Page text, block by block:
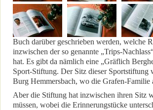
Buch darüber geschrieben werden, welche
inzwischen der so genannte „Trips-
hat. Es gibt da nämlich eine „Gräflich
Sport-Stiftung. Der Sitz dieser Sportstiftung
Burg Hemmersbach, wo die Grafen-Familie
Aber die Stiftung hat inzwischen ihren Sitz
müssen, wobei die Erinnerungstücke